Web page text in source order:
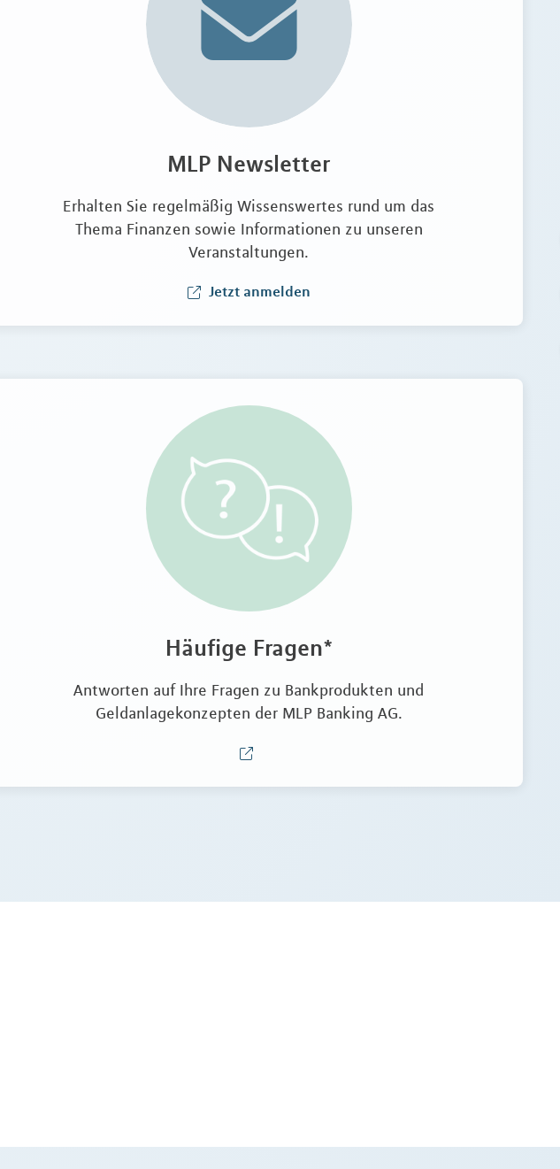
MLP Newsletter
Erhalten Sie regelmäßig Wissenswertes rund um das
Thema Finanzen sowie Informationen zu unseren
Veranstaltungen.
Jetzt anmelden
Häufige Fragen*
Antworten auf Ihre Fragen zu Bankprodukten und
Geldanlagekonzepten der MLP Banking AG.